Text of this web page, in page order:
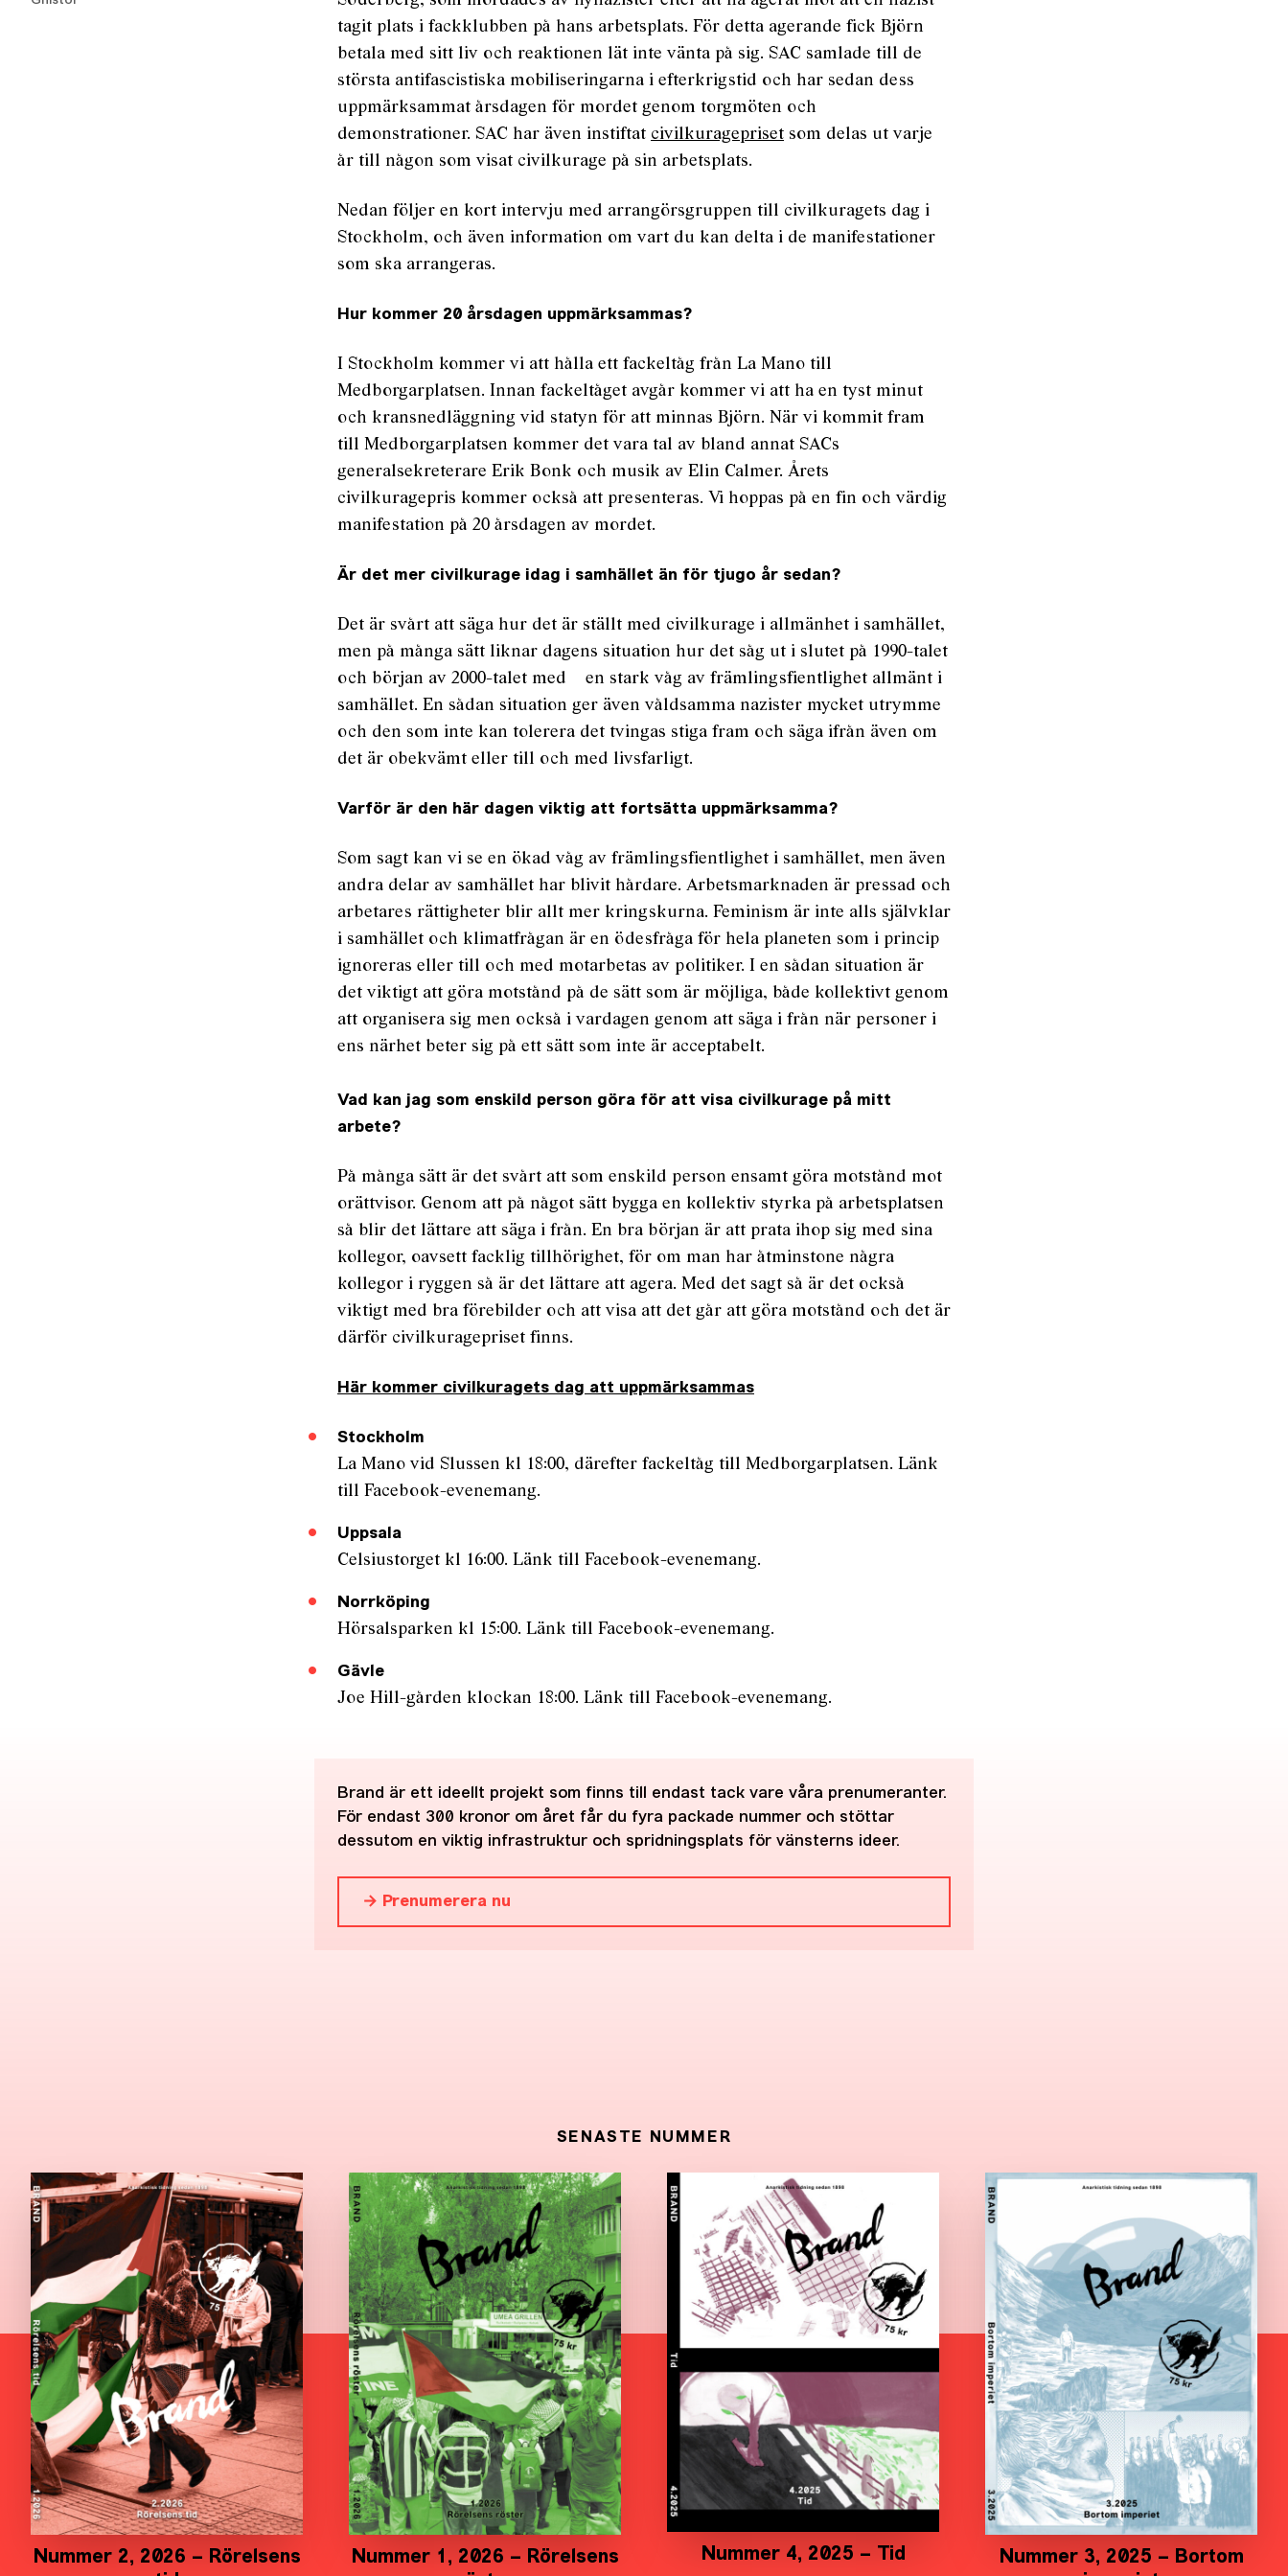
tagit plats i fackklubben på hans arbetsplats. För detta agerande fick Björn
betala med sitt liv och reaktionen lät inte vänta på sig. SAC samlade till de
största antifascistiska mobiliseringarna i efterkrigstid och har sedan dess
uppmärksammat årsdagen för mordet genom torgmöten och
demonstrationer. SAC har även instiftat civilkuragepriset som delas ut varje
år till någon som visat civilkurage på sin arbetsplats.
Nedan följer en kort intervju med arrangörsgruppen till civilkuragets dag i
Stockholm, och även information om vart du kan delta i de manifestationer
som ska arrangeras.
Hur kommer 20 årsdagen uppmärksammas?
I Stockholm kommer vi att hålla ett fackeltåg från La Mano till
Medborgarplatsen. Innan fackeltåget avgår kommer vi att ha en tyst minut
och kransnedläggning vid statyn för att minnas Björn. När vi kommit fram
till Medborgarplatsen kommer det vara tal av bland annat SACs
generalsekreterare Erik Bonk och musik av Elin Calmer. Årets
civilkuragepris kommer också att presenteras. Vi hoppas på en fin och värdig
manifestation på 20 årsdagen av mordet.
Är det mer civilkurage idag i samhället än för tjugo år sedan?
Det är svårt att säga hur det är ställt med civilkurage i allmänhet i samhället,
men på många sätt liknar dagens situation hur det såg ut i slutet på 1990-talet
och början av 2000-talet med en stark våg av främlingsfientlighet allmänt i
samhället. En sådan situation ger även våldsamma nazister mycket utrymme
och den som inte kan tolerera det tvingas stiga fram och säga ifrån även om
det är obekvämt eller till och med livsfarligt.
Varför är den här dagen viktig att fortsätta uppmärksamma?
Som sagt kan vi se en ökad våg av främlingsfientlighet i samhället, men även
andra delar av samhället har blivit hårdare. Arbetsmarknaden är pressad och
arbetares rättigheter blir allt mer kringskurna. Feminism är inte alls självklar
i samhället och klimatfrågan är en ödesfråga för hela planeten som i princip
ignoreras eller till och med motarbetas av politiker. I en sådan situation är
det viktigt att göra motstånd på de sätt som är möjliga, både kollektivt genom
att organisera sig men också i vardagen genom att säga i från när personer i
ens närhet beter sig på ett sätt som inte är acceptabelt.
Vad kan jag som enskild person göra för att visa civilkurage på mitt
arbete?
På många sätt är det svårt att som enskild person ensamt göra motstånd mot
orättvisor. Genom att på något sätt bygga en kollektiv styrka på arbetsplatsen
så blir det lättare att säga i från. En bra början är att prata ihop sig med sina
kollegor, oavsett facklig tillhörighet, för om man har åtminstone några
kollegor i ryggen så är det lättare att agera. Med det sagt så är det också
viktigt med bra förebilder och att visa att det går att göra motstånd och det är
därför civilkuragepriset finns.
Här kommer civilkuragets dag att uppmärksammas
Stockholm
La Mano vid Slussen kl 18:00, därefter fackeltåg till Medborgarplatsen. Länk
till Facebook-evenemang.
Uppsala
Celsiustorget kl 16:00. Länk till Facebook-evenemang.
Norrköping
Hörsalsparken kl 15:00. Länk till Facebook-evenemang.
Gävle
Joe Hill-gården klockan 18:00. Länk till Facebook-evenemang.
Brand är ett ideellt projekt som finns till endast tack vare våra prenumeranter.
För endast 300 kronor om året får du fyra packade nummer och stöttar
dessutom en viktig infrastruktur och spridningsplats för vänsterns ideer.
→ Prenumerera nu
SENASTE NUMMER
Nummer 2, 2026 – Rörelsens
Nummer 1, 2026 – Rörelsens
Nummer 4, 2025 – Tid
Nummer 3, 2025 – Bortom